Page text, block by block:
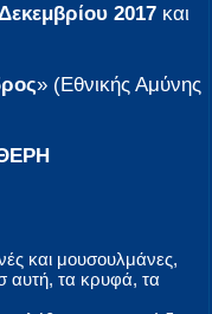
2017και
» (Εθνικής Αμύνης
και μουσουλμάνες,
αυτή, τα κρυφά, τα